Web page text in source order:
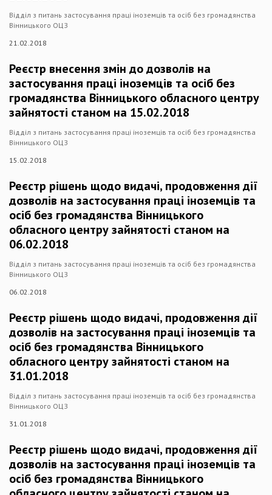
Відділ з питань застосування праці іноземців та осіб без громадянства
Вінницького ОЦЗ
21.02.2018
Реєстр внесення змін до дозволів на
застосування праці іноземців та осіб без
громадянства Вінницького обласного центру
зайнятості станом на 15.02.2018
Відділ з питань застосування праці іноземців та осіб без громадянства
Вінницького ОЦЗ
15.02.2018
Реєстр рішень щодо видачі, продовження дії
дозволів на застосування праці іноземців та
осіб без громадянства Вінницького
обласного центру зайнятості станом на
06.02.2018
Відділ з питань застосування праці іноземців та осіб без громадянства
Вінницького ОЦЗ
06.02.2018
Реєстр рішень щодо видачі, продовження дії
дозволів на застосування праці іноземців та
осіб без громадянства Вінницького
обласного центру зайнятості станом на
31.01.2018
Відділ з питань застосування праці іноземців та осіб без громадянства
Вінницького ОЦЗ
31.01.2018
Реєстр рішень щодо видачі, продовження дії
дозволів на застосування праці іноземців та
осіб без громадянства Вінницького